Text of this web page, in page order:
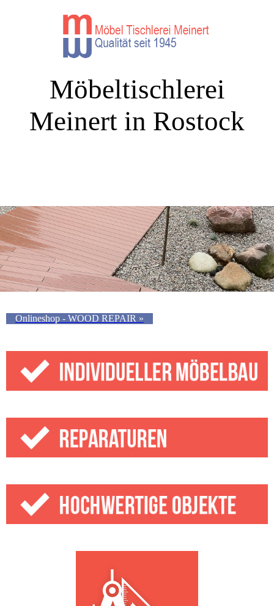
Möbeltischlerei
Meinert in Rostock
Onlineshop - WOOD REPAIR »